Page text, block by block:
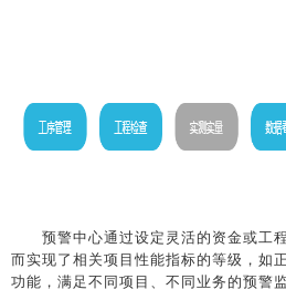
预警中心通过设定灵活的资金或工程
而实现了相关项目性能指标的等级，如
功能，满足不同项目、不同业务的预警